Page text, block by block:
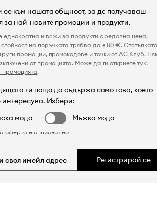
се към нашата общност, за да получаваш
за най-новите промоции и продукти.
еднократна и важи за продукти с редовна цена.
на поръчката трябва да е 80 €.
промоции, промокодове и точки от AC Клуб.
от промоцията. Може да ги откриете тук:
промоцията.
ти поща да съдържа само това, което
интересува. Избери:
мода
Мъжка мода
оферта е опционално
Регистрирай се